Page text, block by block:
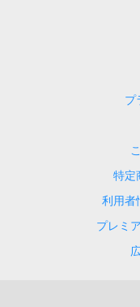
プ
特定
利用者
プレミ